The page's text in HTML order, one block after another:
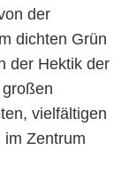
der
dichten Grün
der Hektik der
vielfältigen
im Zentrum